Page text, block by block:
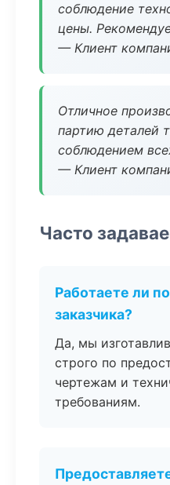
соблюдение
цены.
— Клиент
Отличное
партию деталей
соблюдением
— Клиент
Часто
Работаете ли
заказчика?
Да, мы
строго по
чертежам и
требованиям.